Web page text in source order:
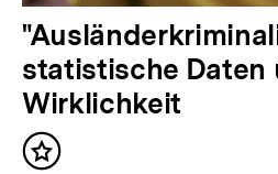
statistische Daten
Wirklichkeit
Inhalt